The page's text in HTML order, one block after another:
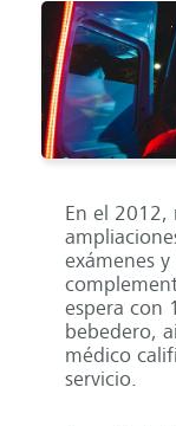
En el 2012,
exámenes
espera con
bebedero,
médico
servicio.